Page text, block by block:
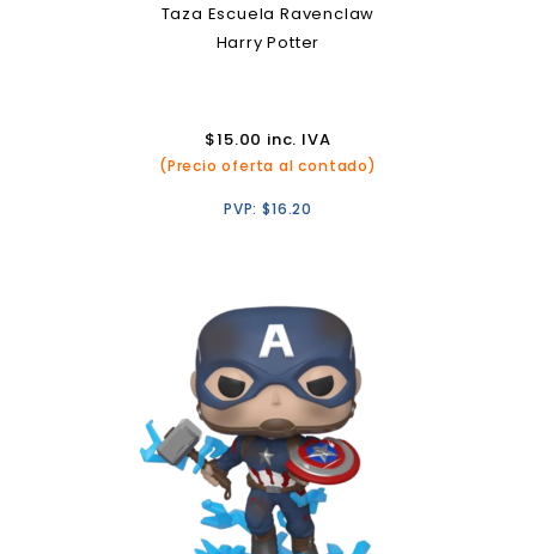
Taza Escuela Ravenclaw
Harry Potter
$15.00 inc. IVA
(Precio oferta al contado)
PVP:$16.20